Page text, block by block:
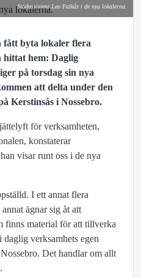
Stödassistent Leo Falkås i de nya lokalerna.
fått byta lokaler flera
hittat hem: Daglig
på torsdag sin nya
att delta under den
Kerstinsås i Nossebro.
för verksamheten,
konstaterar
visar runt oss i de nya
I ett annat flera
ägnar sig åt att
finns material för att tillverka
verksamhets egen
Det handlar om allt